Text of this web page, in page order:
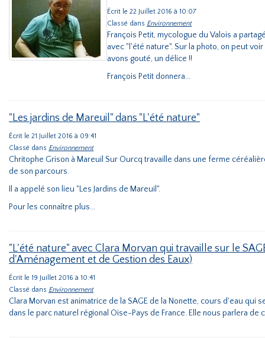
Écrit le 22 Juillet 2016 à 10:07
Classé dans Environnement
François Petit, mycologue du Valois a
avec "l'été nature". Sur la photo, on peut
avons gouté, un délice !!
François Petit donnera...
"Les jardins de Mareuil" dans "L'été nature"
Écrit le 21 Juillet 2016 à 09:41
Classé dans Environnement
Chritophe Grison à Mareuil Sur Ourcq travaille dans une ferme
de son parcours.
Il a appelé son lieu "Les Jardins de Mareuil".
Pour les connaître plus...
"L'été nature" avec Clara Morvan qui travaille sur le
d'Aménagement et de Gestion des Eaux)
Écrit le 19 Juillet 2016 à 10:41
Classé dans Environnement
Clara Morvan est animatrice de la SAGE de la Nonette, cours d'eau qui
dans le parc naturel régional Oise-Pays de France. Elle nous parlera de